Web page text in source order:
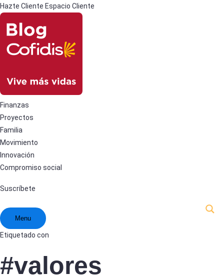
Hazte Cliente Espacio Cliente
Finanzas
Proyectos
Familia
Movimiento
Innovación
Compromiso social
Suscríbete
Menu
Etiquetado con
#valores